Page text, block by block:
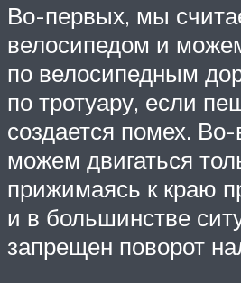
Во-первых, мы
велосипедом и
по велосипедным
по тротуару, если
создается помех.
можем двигаться
прижимаясь к краю
и в большинстве
запрещен поворот